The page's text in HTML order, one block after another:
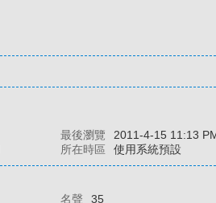
最後瀏覽
2011-4-15 11:13
所在時區 使用系統預設
名聲
35